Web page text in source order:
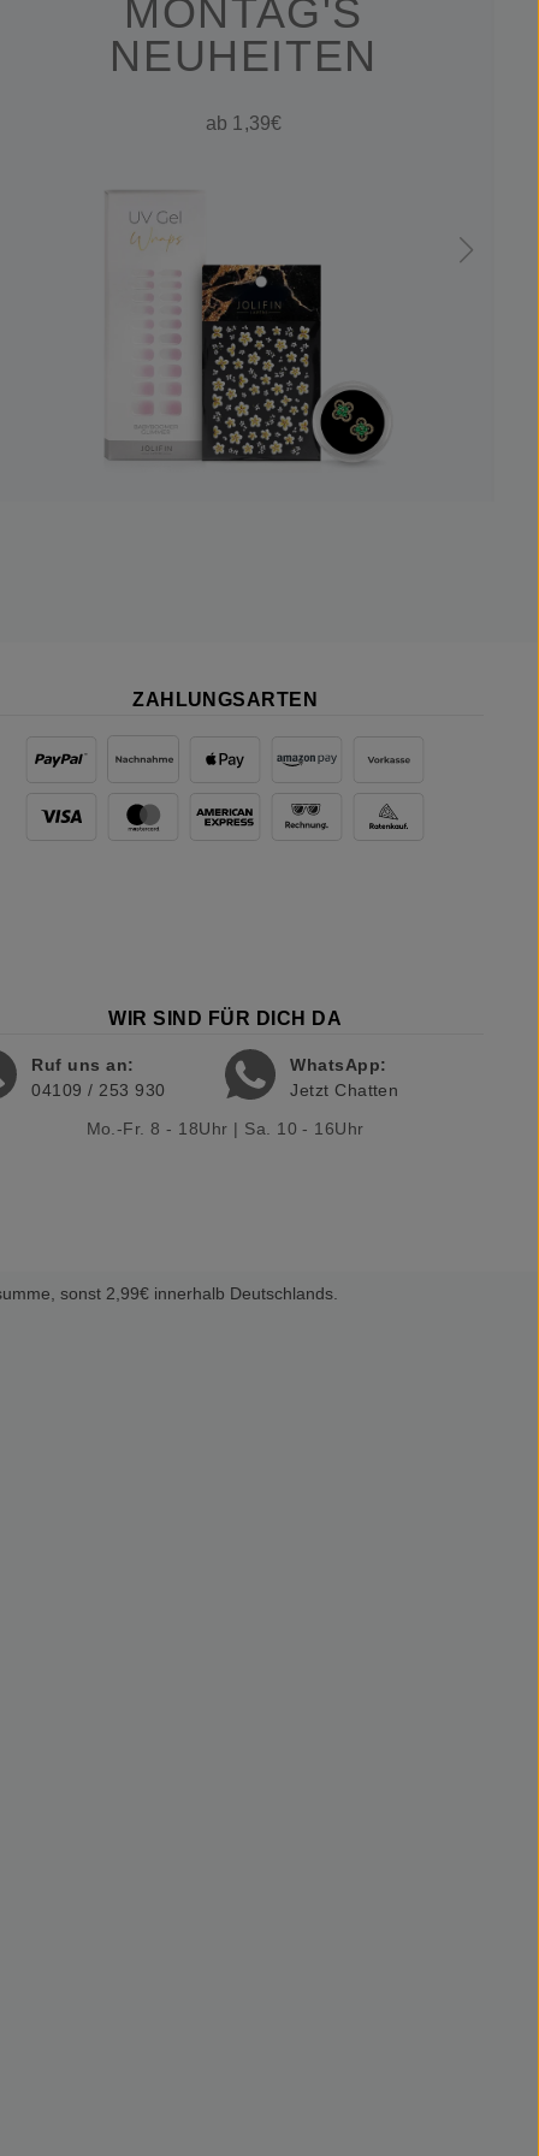
MONTAG'S
NEUHEITEN
ab 1,39€
ZAHLUNGSARTEN
WIR SIND FÜR DICH DA
Ruf uns an:
04109 / 253 930
WhatsApp:
Jetzt Chatten
Mo.-Fr. 8 - 18Uhr | Sa. 10 - 16Uhr
sonst 2,99€ innerhalb Deutschlands.